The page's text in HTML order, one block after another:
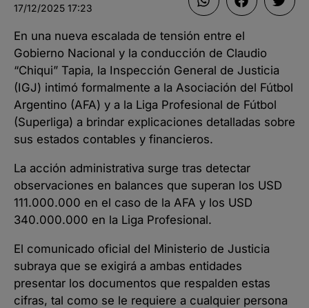
17/12/2025 17:23
En una nueva escalada de tensión entre el
Gobierno Nacional y la conducción de Claudio
“Chiqui” Tapia, la Inspección General de Justicia
(IGJ) intimó formalmente a la Asociación del Fútbol
Argentino (AFA) y a la Liga Profesional de Fútbol
(Superliga) a brindar explicaciones detalladas sobre
sus estados contables y financieros.
La acción administrativa surge tras detectar
observaciones en balances que superan los USD
111.000.000 en el caso de la AFA y los USD
340.000.000 en la Liga Profesional.
El comunicado oficial del Ministerio de Justicia
subraya que se exigirá a ambas entidades
presentar los documentos que respalden estas
cifras, tal como se le requiere a cualquier persona